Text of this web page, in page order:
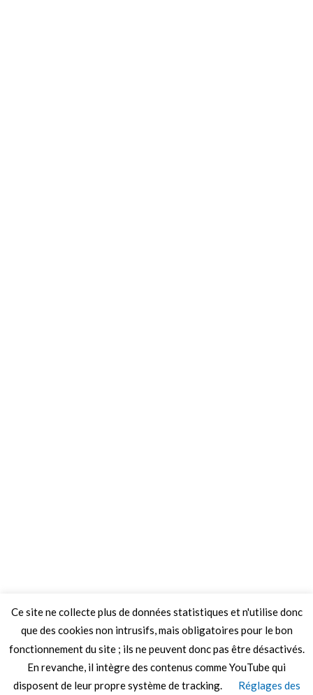
Ce site ne collecte plus de données statistiques et n'utilise donc
que des cookies non intrusifs, mais obligatoires pour le bon
fonctionnement du site ; ils ne peuvent donc pas être désactivés.
En revanche, il intègre des contenus comme YouTube qui
disposent de leur propre système de tracking.
Réglages des